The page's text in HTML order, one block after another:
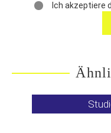
Ich akzeptiere